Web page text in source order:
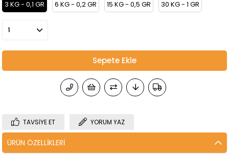
3 KG - 0,1 GR 6 KG - 0,2 GR 15 KG - 0,5 GR 30 KG - 1 GR
TAVSIYE ET YORUM YAZ
ÜRÜN ÖZELLIKLERI